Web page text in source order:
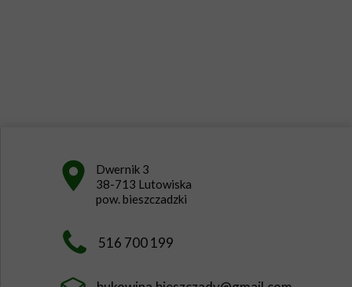
516 700 199
Dwernik 3
38-713 Lutowiska
pow. bieszczadzki